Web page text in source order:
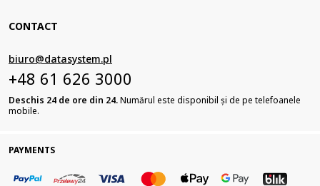
CONTACT
biuro@datasystem.pl
+48 61 626 3000
Deschis 24 de ore din 24.Numărul este disponibil și de pe telefoanele
mobile.
PAYMENTS